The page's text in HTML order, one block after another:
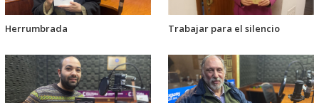
Herrumbrada Trabajar para el silencio